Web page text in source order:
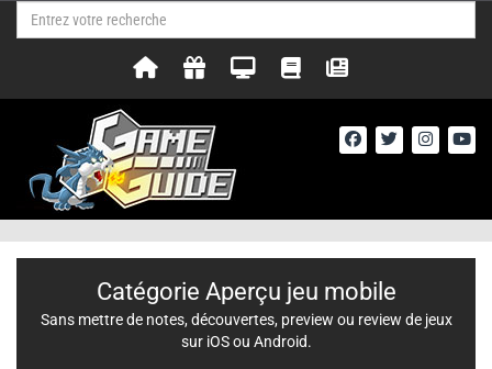
Catégorie Aperçu jeu mobile
Sans mettre de notes, découvertes, preview ou review de jeux
sur iOS ou Android.